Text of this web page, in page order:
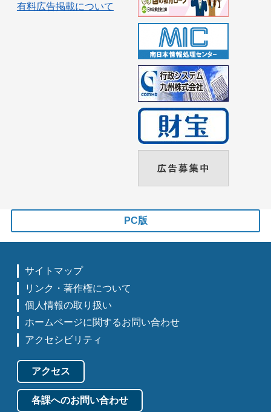
有料広告掲載について
PC版
サイトマップ
リンク・著作権について
個人情報の取り扱い
ホームページに関するお問い合わせ
アクセシビリティ
アクセス
各課へのお問い合わせ